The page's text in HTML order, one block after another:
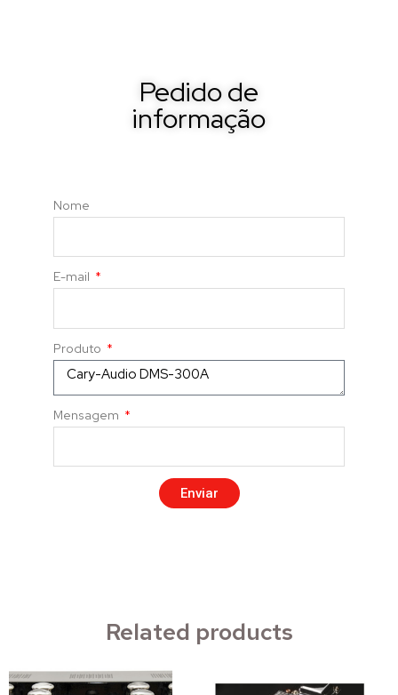
Pedido de
informação
Nome
E-mail
Produto
Mensagem
Enviar
Related products